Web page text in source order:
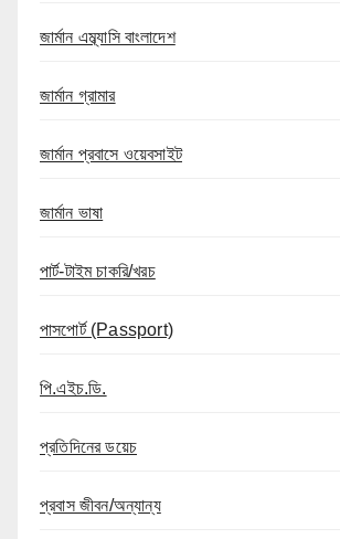
জার্মান এম্ব্যাসি বাংলাদেশ
জার্মান গ্রামার
জার্মান প্রবাসে ওয়েবসাইট
জার্মান ভাষা
পার্ট-টাইম চাকরি/খরচ
পাসপোর্ট (Passport)
পি.এইচ.ডি.
প্রতিদিনের ডয়েচ
প্রবাস জীবন/অন্যান্য